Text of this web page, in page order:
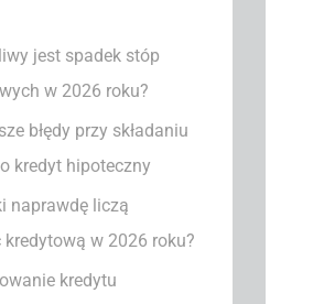
jest spadek stóp
w 2026 roku?
błędy przy składaniu
kredyt hipoteczny
naprawdę liczą
w 2026 roku?
kredytu